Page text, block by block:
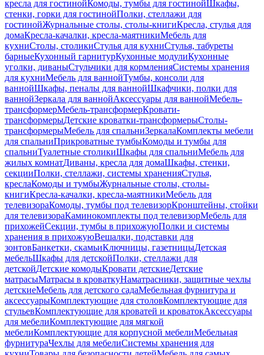
кресла для гостинойКомоды, тумбы для гостинойШкафы,
стенки, горки для гостинойПолки, стеллажи для
гостинойЖурнальные столы, столы-книгиКресла, стулья для
домаКресла-качалки, кресла-маятникиМебель для
кухниСтолы, столикиСтулья для кухниСтулья, табуреты
барныеКухонный гарнитурКухонные модулиКухонные
уголки, диваныСтульчики для кормленияСистемы хранения
для кухниМебель для ваннойТумбы, консоли для
ваннойШкафы, пеналы для ваннойШкафчики, полки для
ваннойЗеркала для ваннойАксессуары для ваннойМебель-
трансформерМебель-трансформерКровати-
трансформерыДетские кроватки-трансформерыСтолы-
трансформерыМебель для спальниЗеркалаКомплекты мебели
для спальниПрикроватные тумбыКомоды и тумбы для
спальниТуалетные столикиШкафы для спальниМебель для
жилых комнатДиваны, кресла для домаШкафы, стенки,
секцииПолки, стеллажи, системы храненияСтулья,
креслаКомоды и тумбыЖурнальные столы, столы-
книгиКресла-качалки, кресла-маятникиМебель для
телевизораКомоды, тумбы под телевизорКронштейны, стойки
для телевизораКаминокомплекты под телевизорМебель для
прихожейСекции, тумбы в прихожуюПолки и системы
хранения в прихожуюВешалки, подставки для
зонтовБанкетки, скамьиКлючницы, газетницыДетская
мебельШкафы для детскойПолки, стеллажи для
детскойДетские комодыКровати детскиеДетские
матрасыМатрасы в кроваткуНаматрасники, защитные чехлы
детскиеМебель для детского садаМебельная фурнитура и
аксессуарыКомплектующие для столовКомплектующие для
стульевКомплектующие для кроватей и кроватокАксессуары
для мебелиКомплектующие для мягкой
мебелиКомплектующие для корпусной мебелиМебельная
фурнитураЧехлы для мебелиСистемы хранения для